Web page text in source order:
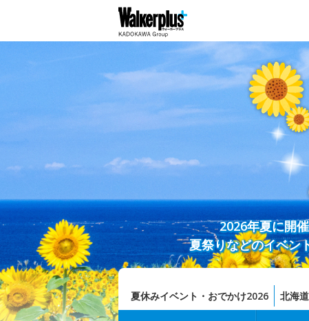
2026年夏に開
夏祭りなどのイベン
夏休みイベント・おでかけ2026 北海道